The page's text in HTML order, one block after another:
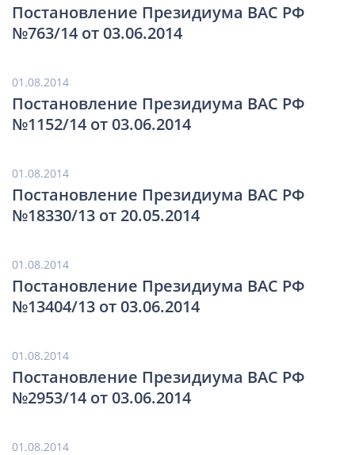
Постановление Президиума ВАС РФ
№763/14 от 03.06.2014
01.08.2014
Постановление Президиума ВАС РФ
№1152/14 от 03.06.2014
01.08.2014
Постановление Президиума ВАС РФ
№18330/13 от 20.05.2014
01.08.2014
Постановление Президиума ВАС РФ
№13404/13 от 03.06.2014
01.08.2014
Постановление Президиума ВАС РФ
№2953/14 от 03.06.2014
01.08.2014